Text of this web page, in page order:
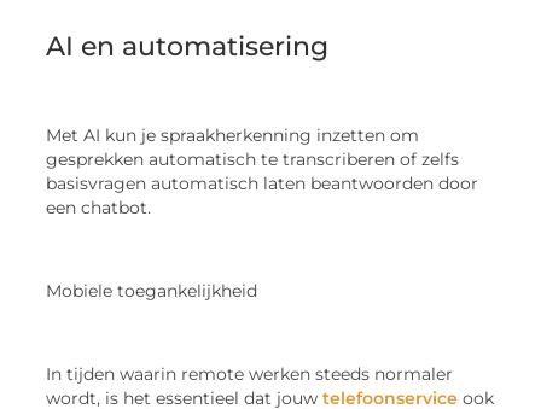
AI en automatisering
Met AI kun je spraakherkenning inzetten om
gesprekken automatisch te transcriberen of zelfs
basisvragen automatisch laten beantwoorden door
een chatbot.
Mobiele toegankelijkheid
In tijden waarin remote werken steeds normaler
wordt, is het essentieel dat jouwtelefoonservice ook